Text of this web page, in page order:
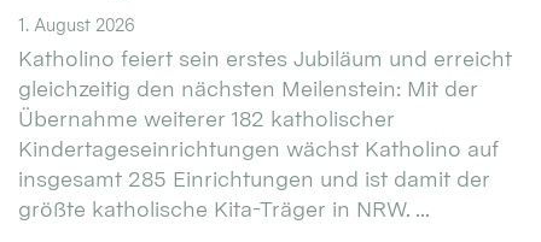
1. August 2026
Katholino feiert sein erstes Jubiläum und erreicht
gleichzeitig den nächsten Meilenstein: Mit der
Übernahme weiterer 182 katholischer
Kindertageseinrichtungen wächst Katholino auf
insgesamt 285 Einrichtungen und ist damit der
größte katholische Kita-Träger in NRW. ...